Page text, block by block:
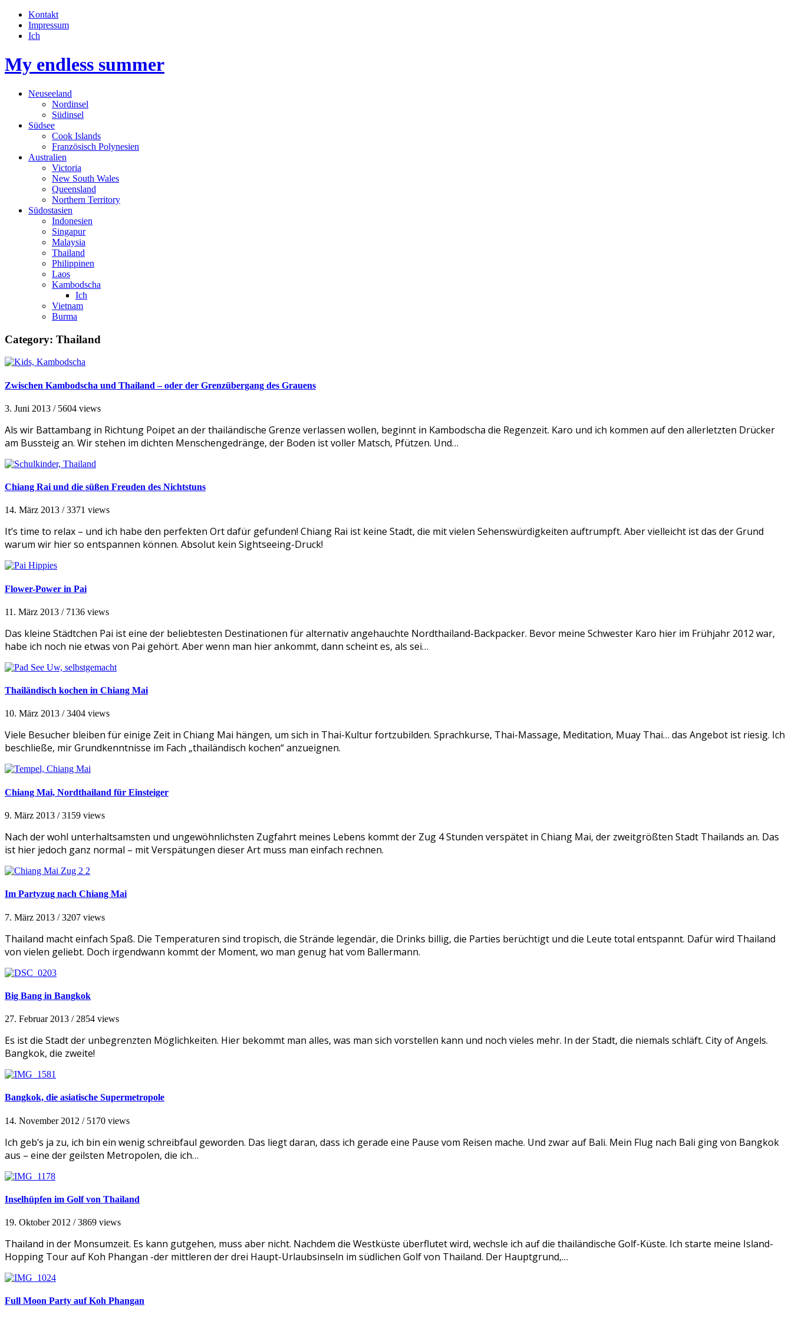
Kontakt
Impressum
Ich
My endless summer
Neuseeland
Nordinsel
Südinsel
Südsee
Cook Islands
Französisch Polynesien
Australien
Victoria
New South Wales
Queensland
Northern Territory
Südostasien
Indonesien
Singapur
Malaysia
Thailand
Philippinen
Laos
Kambodscha
Ich
Vietnam
Burma
Category: Thailand
Zwischen Kambodscha und Thailand – oder der Grenzübergang des Grauens
3. Juni 2013 /5604 views
Als wir Battambang in Richtung Poipet an der thailändische Grenze verlassen wollen, beginnt in Kambodscha die Regenzeit. Karo und ich kommen auf den allerletzten Drücker
am Bussteig an. Wir stehen im dichten Menschengedränge, der Boden ist voller Matsch, Pfützen. Und…
Chiang Rai und die süßen Freuden des Nichtstuns
14. März 2013 /3371 views
It’s time to relax – und ich habe den perfekten Ort dafür gefunden! Chiang Rai ist keine Stadt, die mit vielen Sehenswürdigkeiten auftrumpft. Aber vielleicht ist das der Grund
warum wir hier so entspannen können. Absolut kein Sightseeing-Druck!
Flower-Power in Pai
11. März 2013 /7136 views
Das kleine Städtchen Pai ist eine der beliebtesten Destinationen für alternativ angehauchte Nordthailand-Backpacker. Bevor meine Schwester Karo hier im Frühjahr 2012 war,
habe ich noch nie etwas von Pai gehört. Aber wenn man hier ankommt, dann scheint es, als sei…
Thailändisch kochen in Chiang Mai
10. März 2013 /3404 views
Viele Besucher bleiben für einige Zeit in Chiang Mai hängen, um sich in Thai-Kultur fortzubilden. Sprachkurse, Thai-Massage, Meditation, Muay Thai… das Angebot ist riesig. Ich
beschließe, mir Grundkenntnisse im Fach „thailändisch kochen“ anzueignen.
Chiang Mai, Nordthailand für Einsteiger
9. März 2013 /3159 views
Nach der wohl unterhaltsamsten und ungewöhnlichsten Zugfahrt meines Lebens kommt der Zug 4 Stunden verspätet in Chiang Mai, der zweitgrößten Stadt Thailands an. Das
ist hier jedoch ganz normal – mit Verspätungen dieser Art muss man einfach rechnen.
Im Partyzug nach Chiang Mai
7. März 2013 /3207 views
Thailand macht einfach Spaß. Die Temperaturen sind tropisch, die Strände legendär, die Drinks billig, die Parties berüchtigt und die Leute total entspannt. Dafür wird Thailand
von vielen geliebt. Doch irgendwann kommt der Moment, wo man genug hat vom Ballermann.
Big Bang in Bangkok
27. Februar 2013 /2854 views
Es ist die Stadt der unbegrenzten Möglichkeiten. Hier bekommt man alles, was man sich vorstellen kann und noch vieles mehr. In der Stadt, die niemals schläft. City of Angels.
Bangkok, die zweite!
Bangkok, die asiatische Supermetropole
14. November 2012 /5170 views
Ich geb’s ja zu, ich bin ein wenig schreibfaul geworden. Das liegt daran, dass ich gerade eine Pause vom Reisen mache. Und zwar auf Bali. Mein Flug nach Bali ging von Bangkok
aus – eine der geilsten Metropolen, die ich…
Inselhüpfen im Golf von Thailand
19. Oktober 2012 /3869 views
Thailand in der Monsumzeit. Es kann gutgehen, muss aber nicht. Nachdem die Westküste überflutet wird, wechsle ich auf die thailändische Golf-Küste. Ich starte meine Island-
Hopping Tour auf Koh Phangan -der mittleren der drei Haupt-Urlaubsinseln im südlichen Golf von Thailand. Der Hauptgrund,…
Full Moon Party auf Koh Phangan